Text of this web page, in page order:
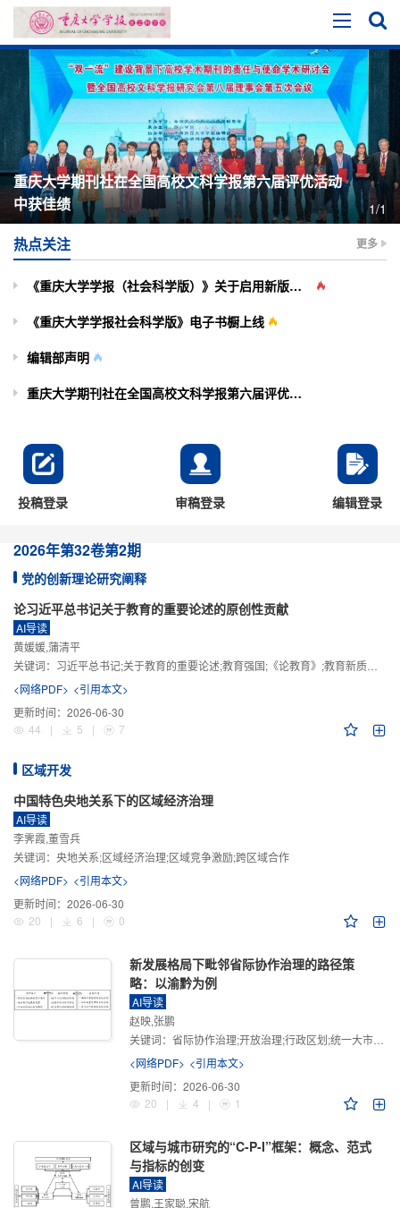
重庆大学期刊社在全国高校文科学报第六届评优活动
中获佳绩
1/1
热点关注 更多
《重庆大学学报（社会科学版）》关于启用新版投审稿系统的通知
《重庆大学学报社会科学版》电子书橱上线
编辑部声明
重庆大学期刊社在全国高校文科学报第六届评优活动中获佳绩
投稿登录 审稿登录 编辑登录
2026年第32卷第2期
党的创新理论研究阐释
论习近平总书记关于教育的重要论述的原创性贡献
AI导读
黄媛媛,蒲清平
关键词： 习近平总书记;关于教育的重要论述;教育强国;《论教育》;教育新质生产力;教育人工智能
<网络PDF> <引用本文>
更新时间： 2026-06-30
44
| 5 | 7
区域开发
中国特色央地关系下的区域经济治理
AI导读
李霁霞,董雪兵
关键词： 央地关系;区域经济治理;区域竞争激励;跨区域合作
<网络PDF> <引用本文>
更新时间： 2026-06-30
20
| 6 | 0
新发展格局下毗邻省际协作治理的路径策
略：以渝黔为例
AI导读
赵映,张鹏
关键词： 省际协作治理;开放治理;行政区划;统一大市场;新发展格局
<网络PDF> <引用本文>
更新时间： 2026-06-30
20
| 4 | 1
区域与城市研究的“C-P-I”框架：概念、范式
与指标的创变
AI导读
曾鹏,王家聪,宋航